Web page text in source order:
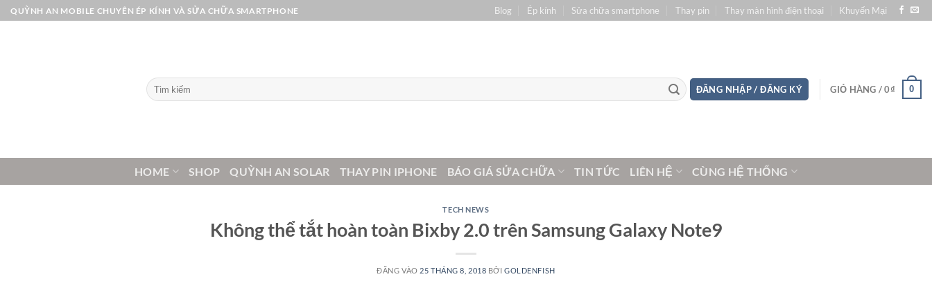
Bỏ
qua
QUỲNH AN MOBILE CHUYÊN ÉP KÍNH VÀ SỬA CHỮA SMARTPHONE Blog Ép kính Sửa chữa smartphone Thay pin Thay màn hình điện thoại Khuyến Mại
Tìm
kiếm:
ĐĂNG NHẬP / ĐĂNG KÝ GIỎ HÀNG /0₫ 0
HOME SHOP QUỲNH AN SOLAR THAY PIN IPHONE BÁO GIÁ SỬA CHỮA TIN TỨC LIÊN HỆ CÙNG HỆ THỐNG
TECH NEWS
Không thể tắt hoàn toàn Bixby 2.0 trên Samsung Galaxy Note9
ĐĂNG VÀO 25 THÁNG 8, 2018 BỞIGOLDENFISH